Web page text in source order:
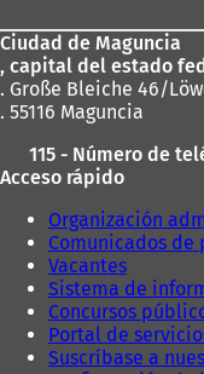
pies
Ciudad de Maguncia
, capital del estado
. Große Bleiche 46/
. 55116 Maguncia
115 - Número de
Acceso rápido
Organización
Comunicados de
Vacantes
Sistema de
Concursos
Portal de
Suscríbase a